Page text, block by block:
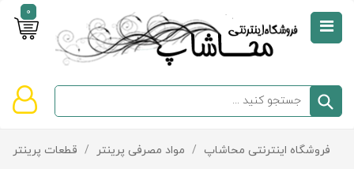
0
صفحه
دسته‌بندی
سبد
فروشگاه اینترنتی محاشاپ / مواد مصرفی پرینتر / قطعات پرینتر و